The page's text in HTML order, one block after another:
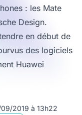
: les Mate
Design.
en début de
des logiciels
Huawei
2019 à 13h22